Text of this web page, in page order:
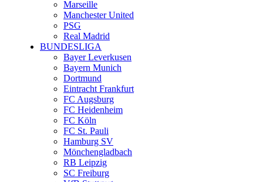
Marseille
Manchester United
PSG
Real Madrid
BUNDESLIGA
Bayer Leverkusen
Bayern Munich
Dortmund
Eintracht Frankfurt
FC Augsburg
FC Heidenheim
FC Köln
FC St. Pauli
Hamburg SV
Mönchengladbach
RB Leipzig
SC Freiburg